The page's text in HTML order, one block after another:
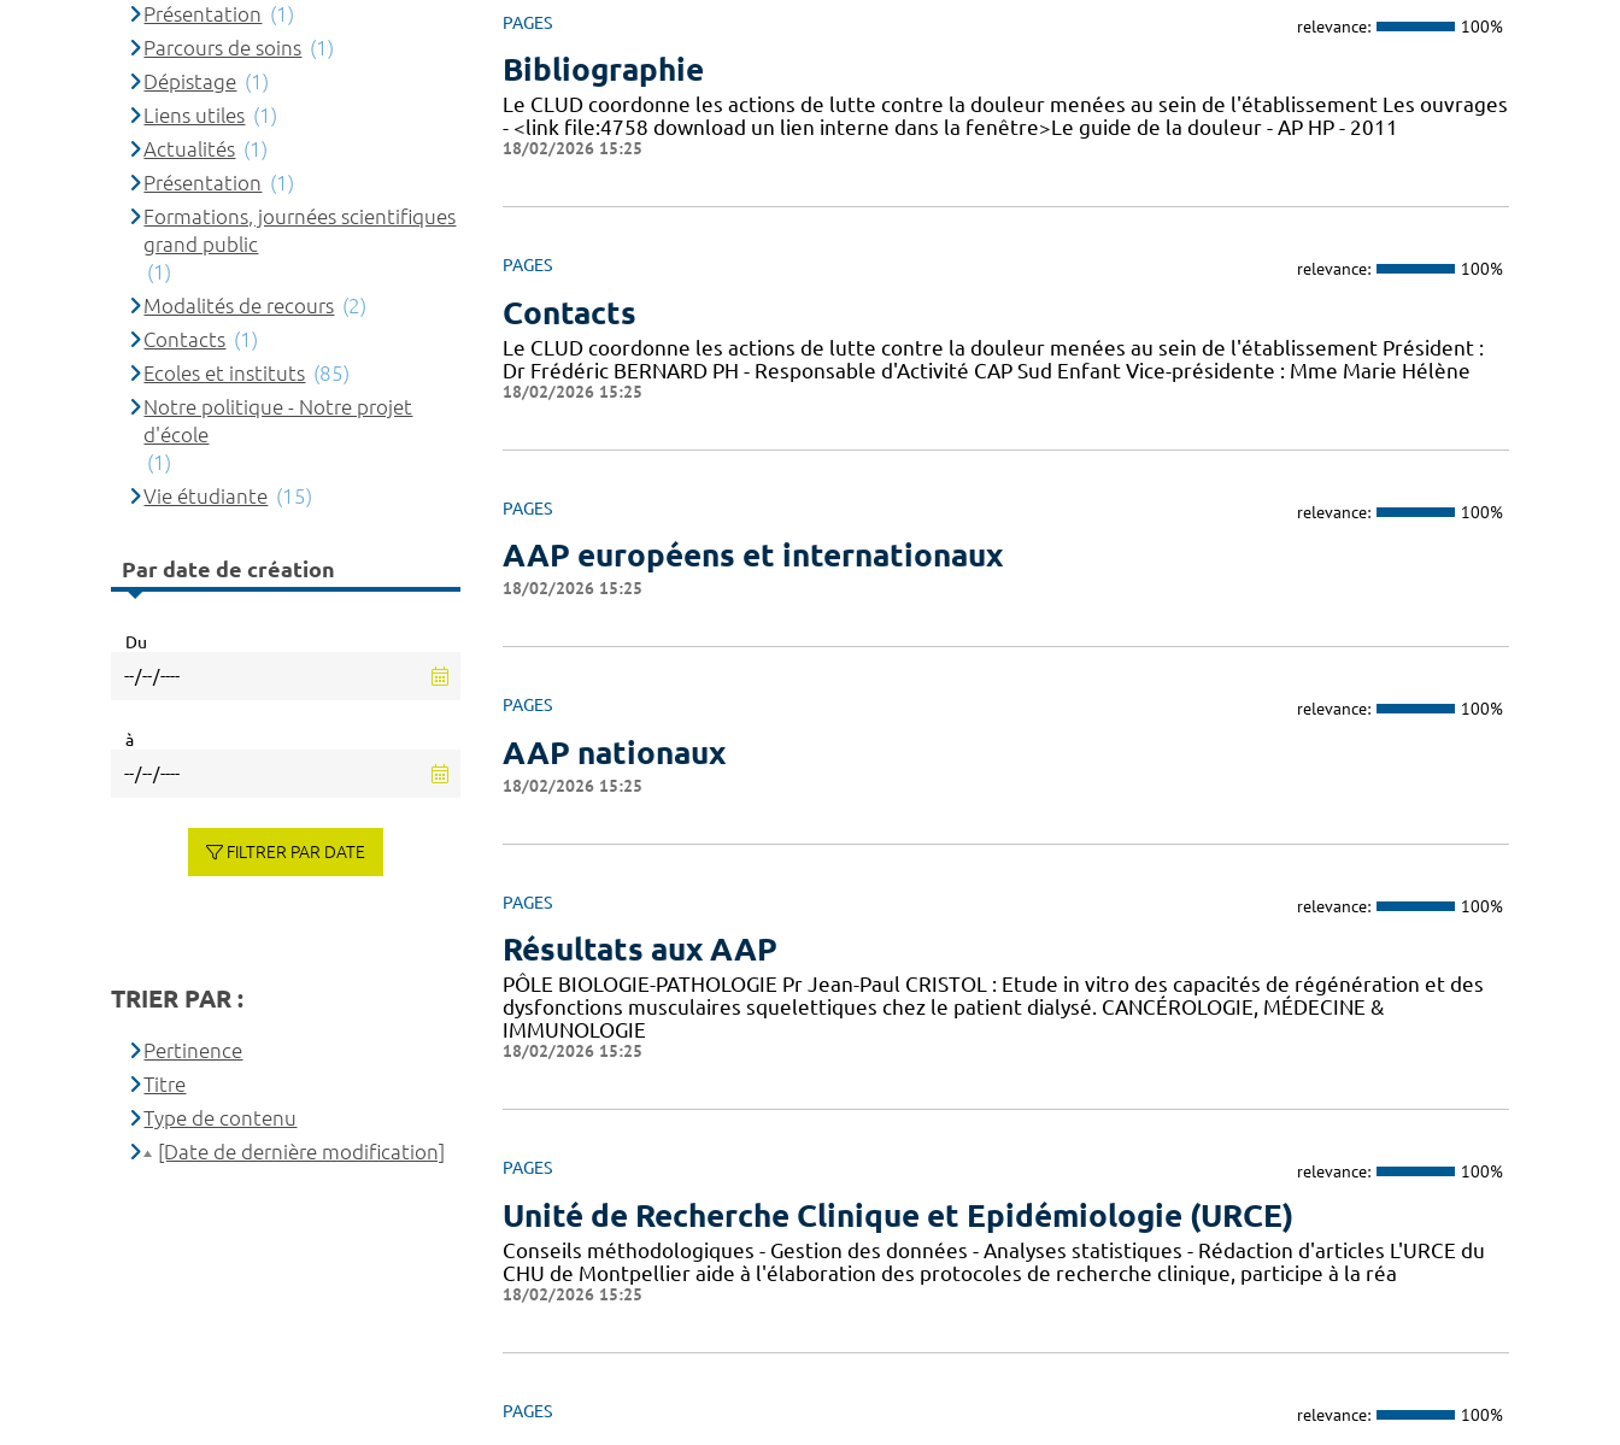
PAGES relevance: 100%
Bibliographie
Le CLUD coordonne les actions de lutte contre la douleur menées au sein de l'établissement Les ouvrages
- <link file:4758 download un lien interne dans la fenêtre>Le guide de la douleur - AP HP - 2011
18/02/2026 15:25
PAGES relevance: 100%
Contacts
Le CLUD coordonne les actions de lutte contre la douleur menées au sein de l'établissement Président :
Dr Frédéric BERNARD PH - Responsable d'Activité CAP Sud Enfant Vice-présidente : Mme Marie Hélène
18/02/2026 15:25
PAGES relevance: 100%
AAP européens et internationaux
18/02/2026 15:25
PAGES relevance: 100%
AAP nationaux
18/02/2026 15:25
PAGES relevance: 100%
Résultats aux AAP
PÔLE BIOLOGIE-PATHOLOGIE Pr Jean-Paul CRISTOL : Etude in vitro des capacités de régénération et des
dysfonctions musculaires squelettiques chez le patient dialysé. CANCÉROLOGIE, MÉDECINE &
IMMUNOLOGIE
18/02/2026 15:25
PAGES relevance: 100%
Unité de Recherche Clinique et Epidémiologie (URCE)
Conseils méthodologiques - Gestion des données - Analyses statistiques - Rédaction d'articles L'URCE du
CHU de Montpellier aide à l'élaboration des protocoles de recherche clinique, participe à la réa
18/02/2026 15:25
PAGES relevance: 100%
Présentation (1)
Parcours de soins (1)
Dépistage (1)
Liens utiles (1)
Actualités (1)
Présentation (1)
Formations, journées scientifiques
grand public
(1)
Modalités de recours (2)
Contacts (1)
Ecoles et instituts (85)
Notre politique - Notre projet
d'école
(1)
Vie étudiante (15)
Par date de création
Du
à
FILTRER PAR DATE
TRIER PAR :
Pertinence
Titre
Type de contenu
[Date de dernière modification]